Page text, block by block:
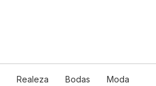
Realeza Bodas Moda